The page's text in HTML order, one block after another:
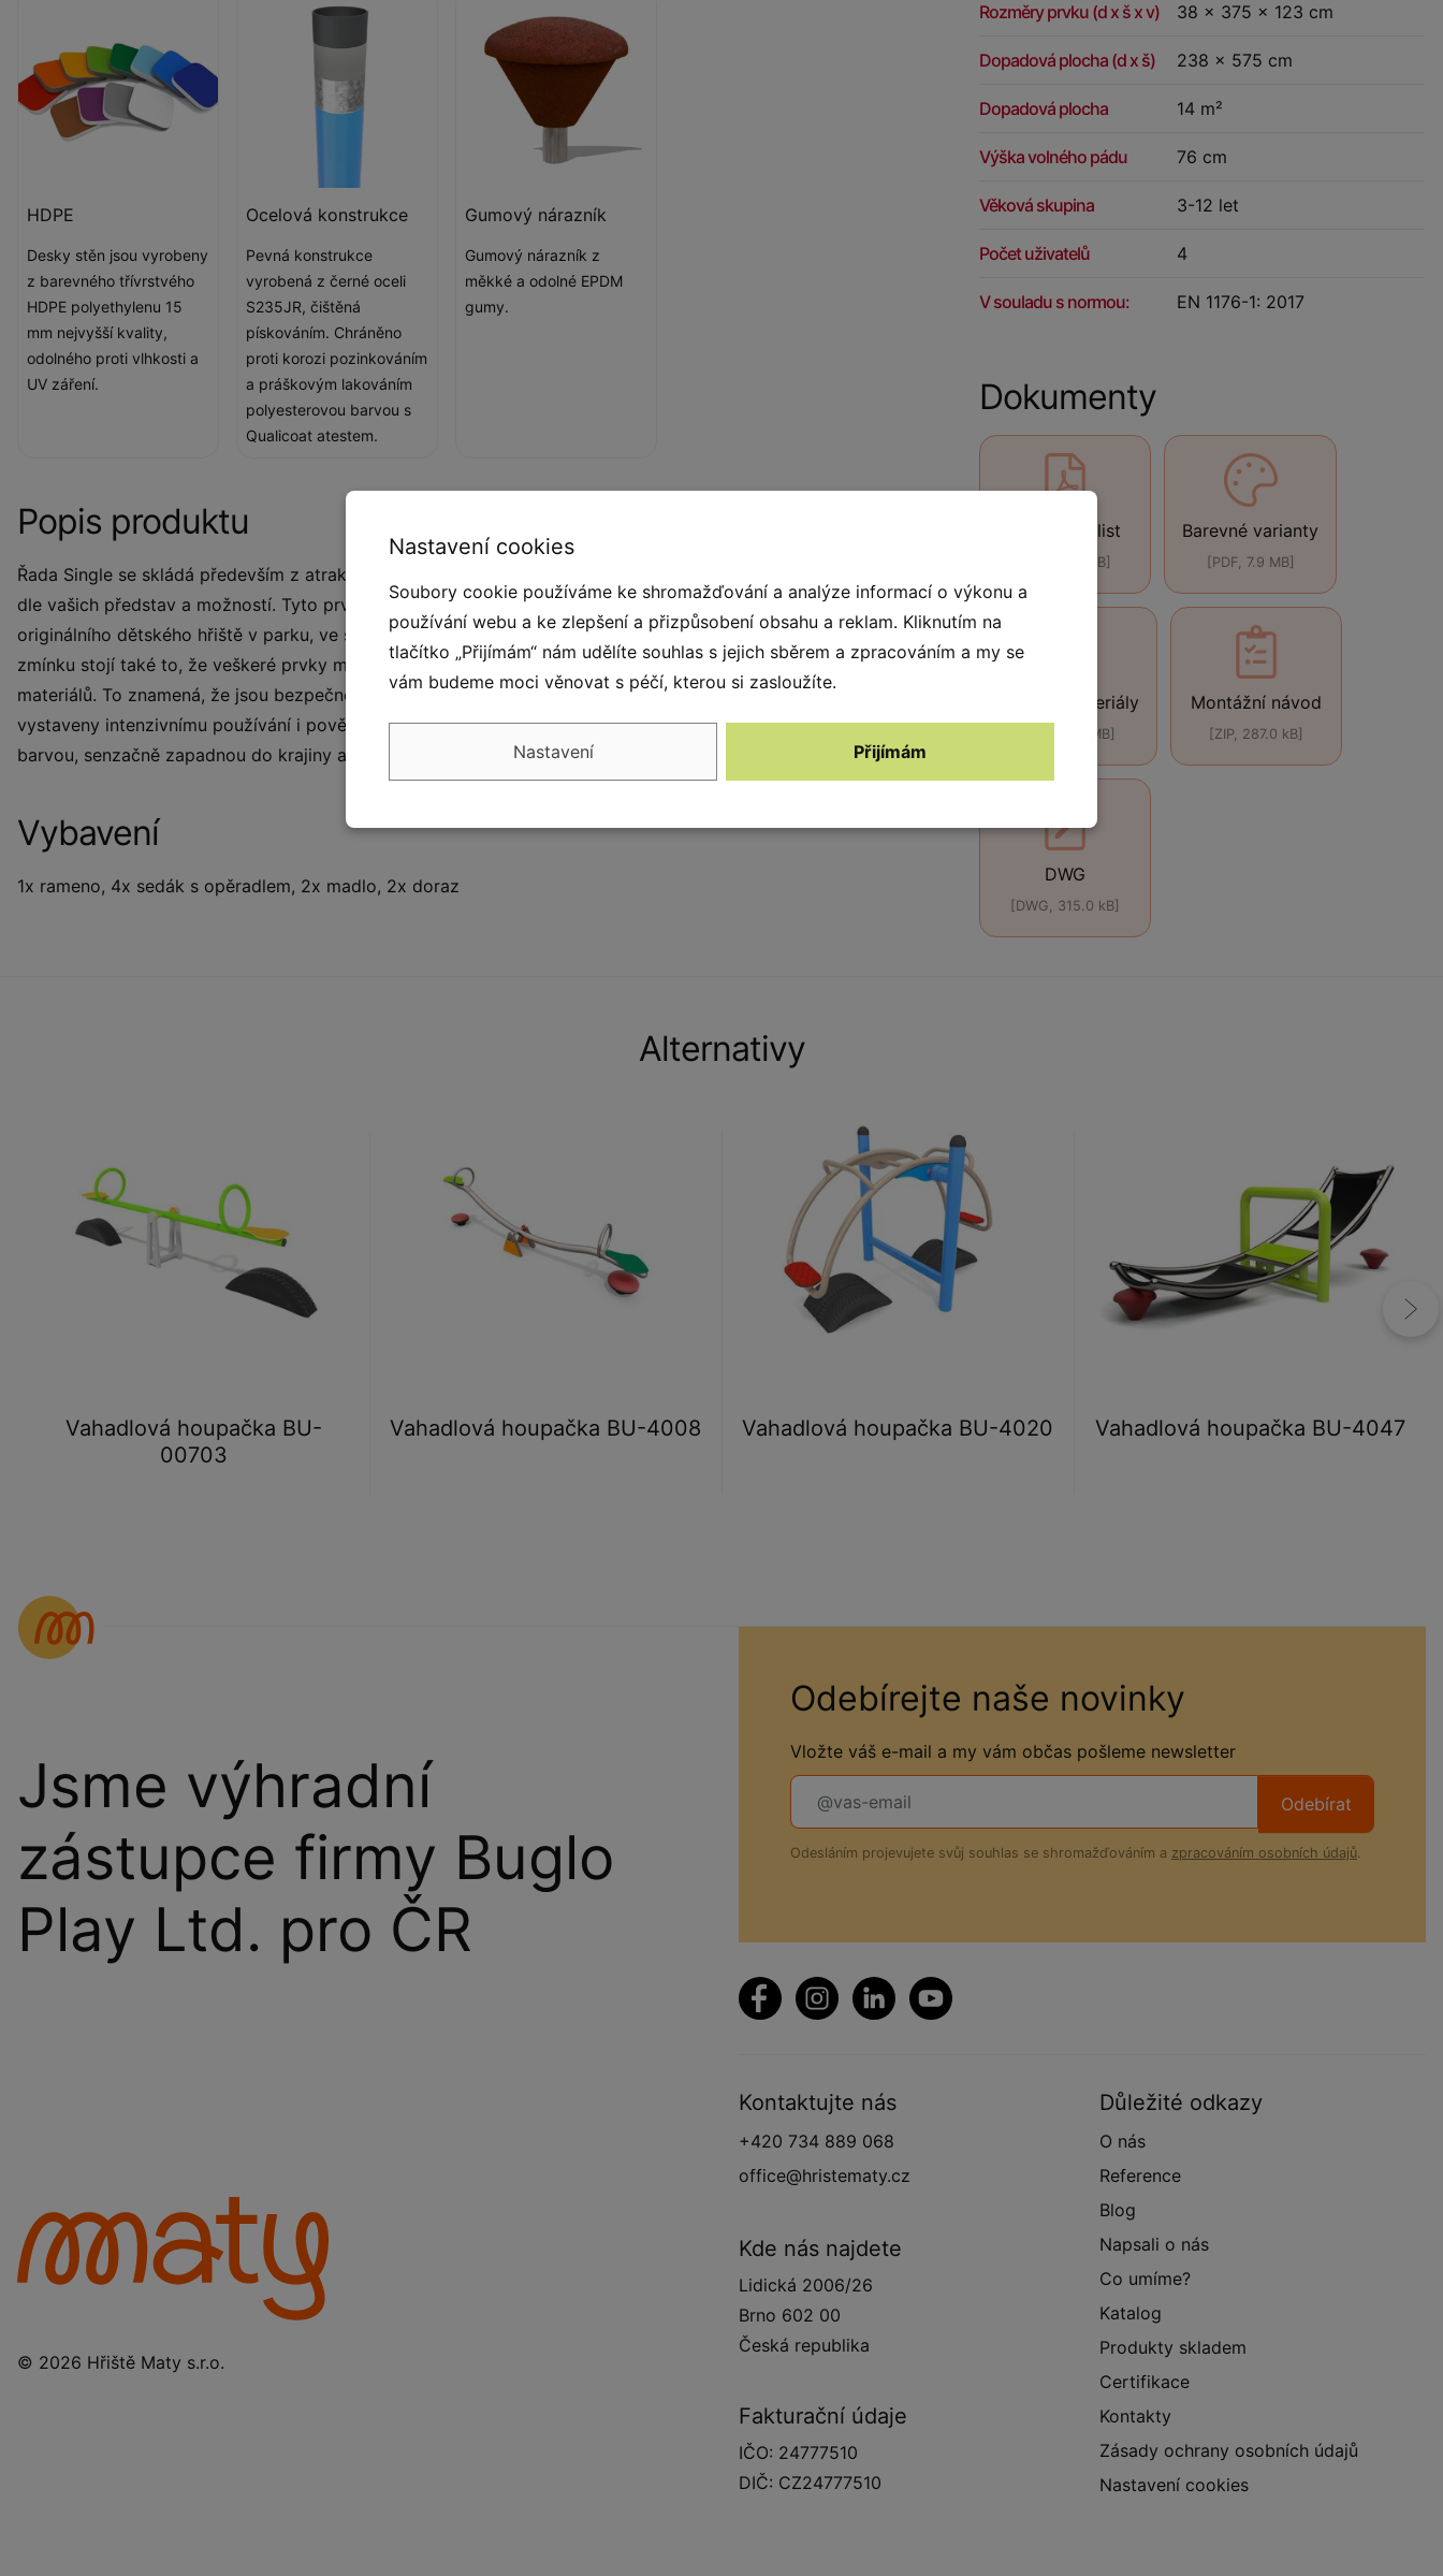
Rozměry prvku (d x š x v) 38 x 375 x 123 cm
Dopadová plocha (d x š) 238 x 575 cm
Dopadová plocha 14 m²
Výška volného pádu 76 cm
Věková skupina 3-12 let
Počet uživatelů 4
V souladu s normou: EN 1176-1: 2017
Dokumenty
Technický list
[PDF, 440 kB]
Barevné varianty
[PDF, 7.9 MB]
Použité materiály
[ZIP, 4.24 MB]
Montážní návod
[ZIP, 287.0 kB]
DWG
[DWG, 315.0 kB]
HDPE
Desky stěn jsou vyrobeny
z barevného třívrstvého
HDPE polyethylenu 15
mm nejvyšší kvality,
odolného proti vlhkosti a
UV záření.
Ocelová konstrukce
Pevná konstrukce
vyrobená z černé oceli
S235JR, čištěná
pískováním. Chráněno
proti korozi pozinkováním
a práškovým lakováním
polyesterovou barvou s
Qualicoat atestem.
Gumový nárazník
Gumový nárazník z
měkké a odolné EPDM
gumy.
Popis produktu
Řada Single se skládá především z atraktivních a různorodých prvků, které umožňují vyplnit dětské hřiště
dle vašich představ a možností. Tyto prvky se stanou nejlepším výchozím bodem pro vytvoření
originálního dětského hřiště v parku, ve školce či škole, u rekreačního domu nebo i na vlastní zahradě. Za
zmínku stojí také to, že veškeré prvky mají potřebné certifikáty a jsou vyrobeny z nejkvalitnějších
materiálů. To znamená, že jsou bezpečné a dlouho si zachovají svůj skvělý vzhled, i když budou
vystaveny intenzivnímu používání i povětrnostním vlivům. Prvky vás zaujmou svým tvarem, motivem a
barvou, senzačně zapadnou do krajiny a budou tak děti vybízet ke hře.
Vybavení
1x rameno, 4x sedák s opěradlem, 2x madlo, 2x doraz
Alternativy
Vahadlová houpačka BU-
00703
Vahadlová houpačka BU-4008 Vahadlová houpačka BU-4020 Vahadlová houpačka BU-4047
Jsme výhradní
zástupce firmy Buglo
Play Ltd. pro ČR
Odebírejte naše novinky
Vložte váš e-mail a my vám občas pošleme newsletter
Odebírat
Odesláním projevujete svůj souhlas se shromažďováním a zpracováním osobních údajů.
Kontaktujte nás
+420 734 889 068
office@hristematy.cz
Kde nás najdete
Lidická 2006/26
Brno 602 00
Česká republika
Fakturační údaje
IČO: 24777510
DIČ: CZ24777510
Důležité odkazy
O nás
Reference
Blog
Napsali o nás
Co umíme?
Katalog
Produkty skladem
Certifikace
Kontakty
Zásady ochrany osobních údajů
Nastavení cookies
© 2026 Hřiště Maty s.r.o.
Nastavení cookies
Soubory cookie používáme ke shromažďování a analýze informací o výkonu a
používání webu a ke zlepšení a přizpůsobení obsahu a reklam. Kliknutím na
tlačítko „Přijímám“ nám udělíte souhlas s jejich sběrem a zpracováním a my se
vám budeme moci věnovat s péčí, kterou si zasloužíte.
Nastavení Přijímám